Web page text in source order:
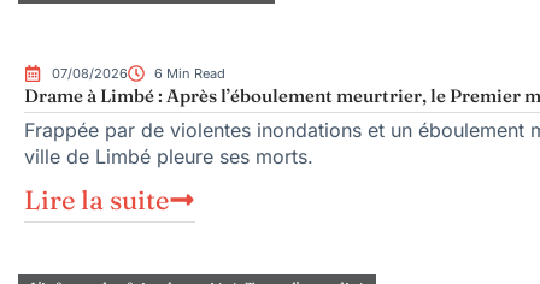
07/08/2026 6 Min Read
Drame à Limbé : Après l’éboulement meurtrier, le Premier
Frappée par de violentes inondations et un
ville de Limbé pleure ses morts.
Lire la suite